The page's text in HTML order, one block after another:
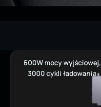
600W mocy wyjściowej,
3000 cykli ładowania